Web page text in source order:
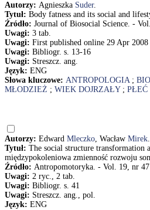
Autorzy: Agnieszka Suder.
Tytuł: Body fatness and its social and
Źródło: Journal of Biosocial Science. -
Uwagi: 3 tab.
Uwagi: First published online 29 Apr 2008
Uwagi: Bibliogr. s. 13-16
Uwagi: Streszcz. ang.
Język: ENG
Słowa kluczowe: ANTROPOLOGIA;
MŁODZIEŻ ; WIEK DOJRZAŁY; PŁEĆ
Autorzy: Edward Mleczko, Wacław Mirek.
Tytuł: The social structure transformation
międzypokoleniowa zmienność rozwoju
Źródło: Antropomotoryka. - Vol. 19, nr
Uwagi: 2 ryc., 2 tab.
Uwagi: Bibliogr. s. 41
Uwagi: Streszcz. ang., pol.
Język: ENG